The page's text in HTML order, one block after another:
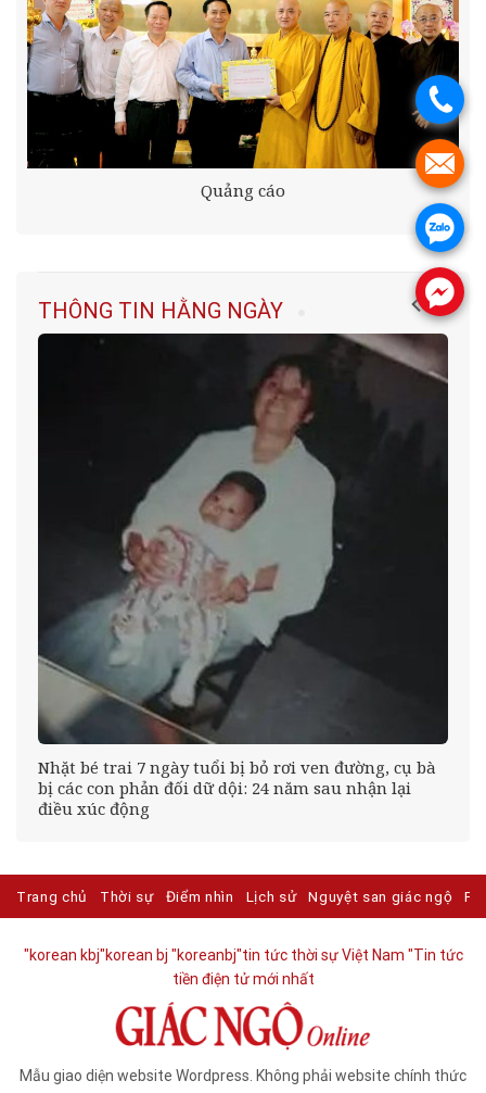
Quảng cáo
THÔNG TIN HẰNG NGÀY
Nhặt bé trai 7 ngày tuổi bị bỏ rơi ven đường, cụ bà
bị các con phản đối dữ dội: 24 năm sau nhận lại
điều xúc động
Trang chủ Thời sự Điểm nhìn Lịch sử Nguyệt san giác ngộ
"korean kbj​"korean bj "koreanbj​"tin tức thời sự Việt Nam "Tin tức
tiền điện tử mới nhất​
Mẫu giao diện website Wordpress. Không phải website chính thức
.
.
.
.